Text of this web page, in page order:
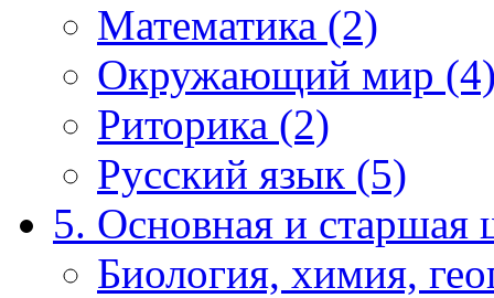
Математика (2)
Окружающий мир
Риторика (2)
Русский язык (5)
5. Основная и старшая
Биология, химия,